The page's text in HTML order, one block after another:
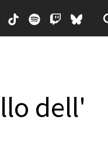
dell'